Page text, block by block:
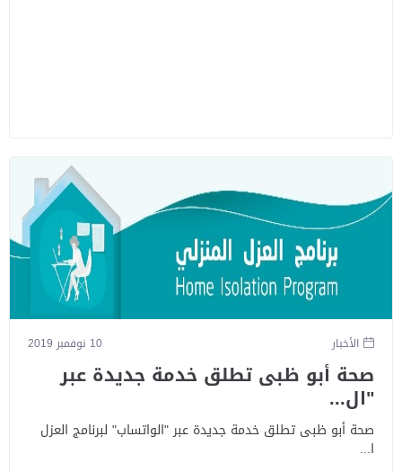
الأخبار 10 نوفمبر 2019
صحة أبو ظبى تطلق خدمة جديدة عبر
"ال...
صحة أبو ظبى تطلق خدمة جديدة عبر "الواتساب" لبرنامج العزل
ا...